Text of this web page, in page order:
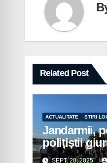
Related Post
ACTUALITATE ȘTIRI
Jandarmii,
polițiștii
implicați în
SEPT. 20, 2025